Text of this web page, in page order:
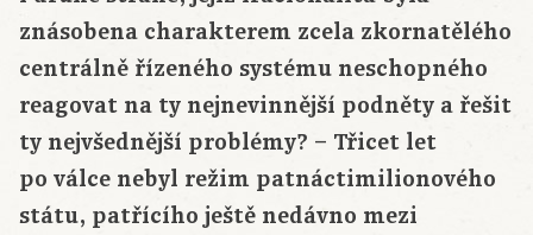
znásobena charakterem zcela zkornatělého
centrálně řízeného systému neschopného
reagovat na ty nejnevinnější podněty a řešit
ty nejvšednější problémy? – Třicet let
po válce nebyl režim patnáctimilionového
státu, patřícího ještě nedávno mezi